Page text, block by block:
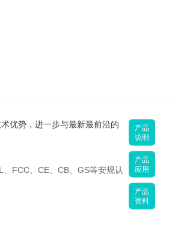
优势，进一步与最新最前沿的
FCC、CE、CB、GS等安规认
产品
说明
产品
应用
产品
资料